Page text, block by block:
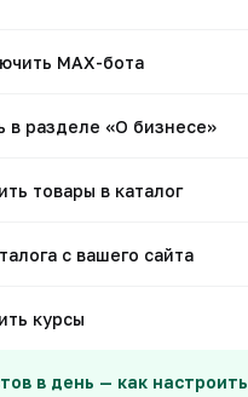
MAX-бота
в разделе «О бизнесе»
товары в каталог
с вашего сайта
курсы
в день — как настроить